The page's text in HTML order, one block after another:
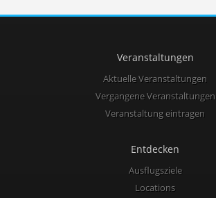
Veranstaltungen
Aktuelle Veranstaltungen
Vergangene Veranstaltungen
Veranstaltung eintragen
Entdecken
Ausflugsziele
Locations